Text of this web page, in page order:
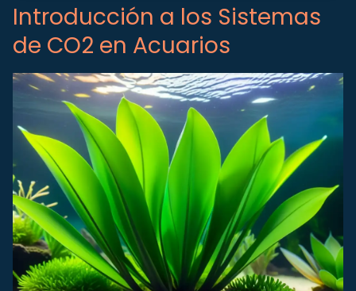
Introducción a los Sistemas
de CO2 en Acuarios